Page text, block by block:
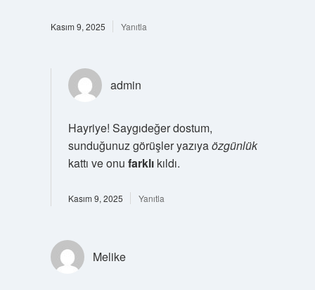
Kasım 9, 2025 Yanıtla
admin
Hayriye! Saygıdeğer dostum,
sunduğunuz görüşler yazıyaözgünlük
kattı ve onu farklıkıldı.
Kasım 9, 2025 Yanıtla
Melike